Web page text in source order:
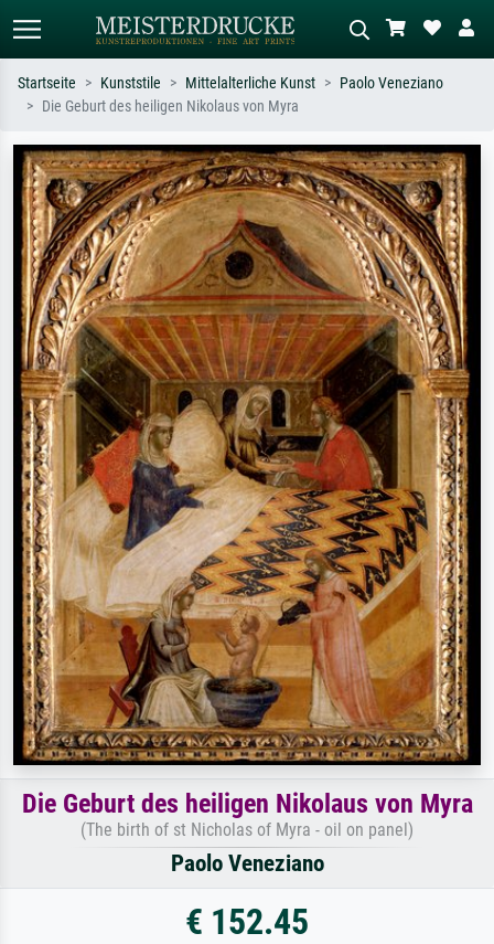
Suchen Sie nach Künstlern, Werktiteln
oder Stilen – z.B. Monet,
Sternennacht, Impressionismus, Welle
Hokusai, Akt.
Beschreiben Sie die Szene – z.B. Grüne
Wiese, Abstrakt mit viel Rot, Dunkles
Ölgemälde, Stehender Akt neben einem
Baum.
Startseite Kunststile Mittelalterliche Kunst
Paolo Veneziano
Die Geburt des heiligen Nikolaus von Myra
Die Geburt des heiligen Nikolaus von Myra
(The birth of st Nicholas of Myra - oil on panel)
Paolo Veneziano
€ 152.45